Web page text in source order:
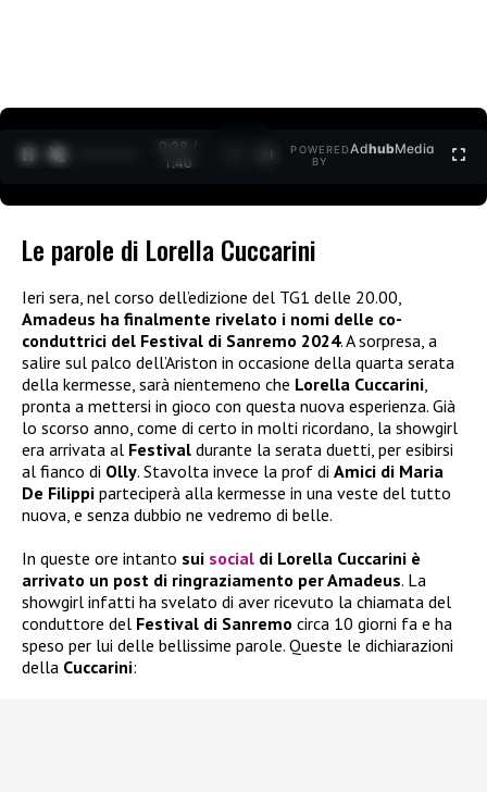
0:29 /
1:40
POWERED
BY
AdhubMedia
Le parole di Lorella Cuccarini
Ieri sera, nel corso dell’edizione del TG1 delle 20.00,
Amadeus ha finalmente rivelato i nomi delle co-
conduttrici del Festival di Sanremo 2024. A sorpresa, a
salire sul palco dell’Ariston in occasione della quarta serata
della kermesse, sarà nientemeno che Lorella Cuccarini,
pronta a mettersi in gioco con questa nuova esperienza. Già
lo scorso anno, come di certo in molti ricordano, la showgirl
era arrivata al Festival durante la serata duetti, per esibirsi
al fianco di Olly. Stavolta invece la prof di Amici di Maria
De Filippi parteciperà alla kermesse in una veste del tutto
nuova, e senza dubbio ne vedremo di belle.
In queste ore intanto sui social di Lorella Cuccarini è
arrivato un post di ringraziamento per Amadeus. La
showgirl infatti ha svelato di aver ricevuto la chiamata del
conduttore del Festival di Sanremo circa 10 giorni fa e ha
speso per lui delle bellissime parole. Queste le dichiarazioni
della Cuccarini: